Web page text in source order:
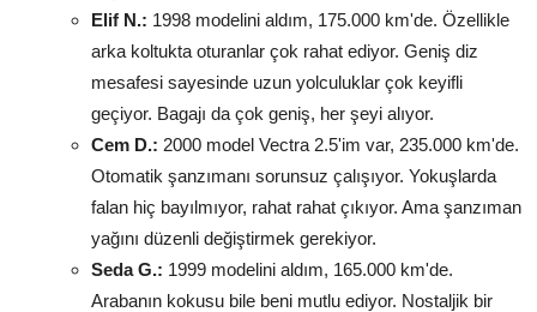
Elif N.: 1998 modelini aldım, 175.000 km'de. Özellikle
arka koltukta oturanlar çok rahat ediyor. Geniş diz
mesafesi sayesinde uzun yolculuklar çok keyifli
geçiyor. Bagajı da çok geniş, her şeyi alıyor.
Cem D.: 2000 model Vectra 2.5'im var, 235.000 km'de.
Otomatik şanzımanı sorunsuz çalışıyor. Yokuşlarda
falan hiç bayılmıyor, rahat rahat çıkıyor. Ama şanzıman
yağını düzenli değiştirmek gerekiyor.
Seda G.: 1999 modelini aldım, 165.000 km'de.
Arabanın kokusu bile beni mutlu ediyor. Nostaljik bir